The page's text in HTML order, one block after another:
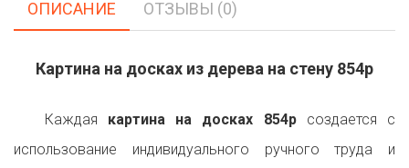
ОПИСАНИЕ ОТЗЫВЫ (0)
Картина на досках из дерева на стену 854p
Каждая картина на досках 854pсоздается с
использование индивидуального ручного труда и